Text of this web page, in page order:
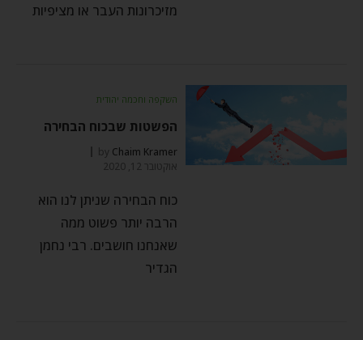
מזיכרונות העבר או מציפיות
השקפה וחכמה יהודית
הפשטות שבכוח הבחירה
by Chaim Kramer
אוקטובר 12, 2020
כוח הבחירה שניתן לנו הוא
הרבה יותר פשוט ממה
שאנחנו חושבים. רבי נחמן
הגדיר